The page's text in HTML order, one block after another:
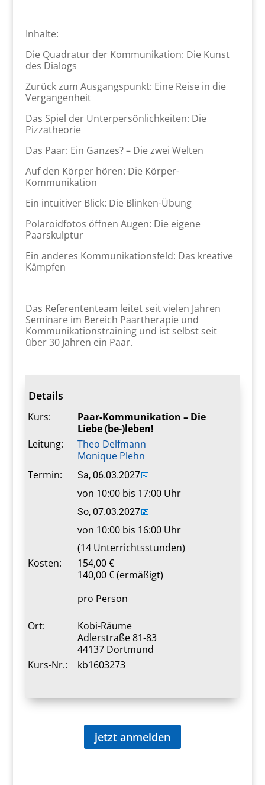
Inhalte:
Die Quadratur der Kommunikation: Die Kunst
des Dialogs
Zurück zum Ausgangspunkt: Eine Reise in die
Vergangenheit
Das Spiel der Unterpersönlichkeiten: Die
Pizzatheorie
Das Paar: Ein Ganzes? – Die zwei Welten
Auf den Körper hören: Die Körper-
Kommunikation
Ein intuitiver Blick: Die Blinken-Übung
Polaroidfotos öffnen Augen: Die eigene
Paarskulptur
Ein anderes Kommunikationsfeld: Das kreative
Kämpfen
Das Referententeam leitet seit vielen Jahren
Seminare im Bereich Paartherapie und
Kommunikationstraining und ist selbst seit
über 30 Jahren ein Paar.
Details
Kurs:
Paar-Kommunikation – Die
Liebe (be-)leben!
Leitung:
Theo Delfmann
Monique Plehn
Termin:
Sa, 06.03.2027📅
von 10:00 bis 17:00 Uhr
So, 07.03.2027📅
von 10:00 bis 16:00 Uhr
(14 Unterrichtsstunden)
Kosten:
154,00 €
140,00 € (ermäßigt)
pro Person
Ort:
Kobi-Räume
Adlerstraße 81-83
44137 Dortmund
Kurs-Nr.:
kb1603273
jetzt anmelden